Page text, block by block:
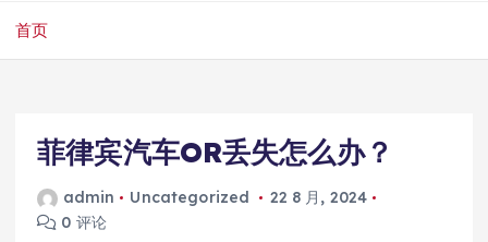
首页
菲律宾汽车OR丢失怎么办？
admin Uncategorized
22 8 月, 2024
0 评论